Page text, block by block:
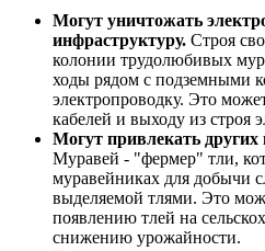
Могут уничтожать
инфраструктуру. Строя
колонии трудолюбивых
ходы рядом с подземными
электропроводку. Это
кабелей и выходу из строя
Могут привлекать других
Муравей - "фермер" тли,
муравейниках для добычи
выделяемой тлями. Это
появлению тлей на
снижению урожайности.